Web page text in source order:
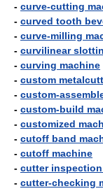
- curve-cutting
- curved tooth
- curve-milling
- curvilinear
- curving machine
- custom
- custom-
- custom-build
- customized
- cutoff band
- cutoff machine
- cutter
- cutter-checking